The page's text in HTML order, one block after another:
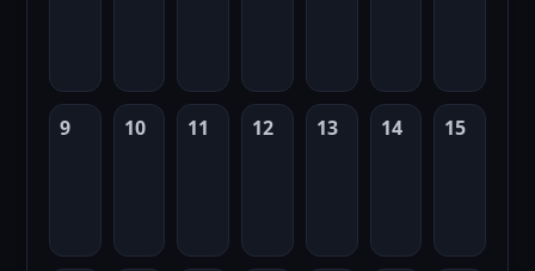
9 10 11 12 13 14 15